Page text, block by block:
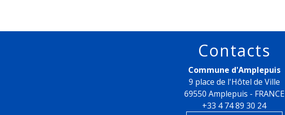
Contacts
Commune d'Amplepuis
9 place de l'Hôtel de Ville
69550 Amplepuis - FRANCE
+33 4 74 89 30 24